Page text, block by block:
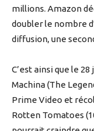
millions. Amazon
doubler le nombre
diffusion, une
C’est ainsi que le
Machina (The
Prime Video et
Rotten Tomatoes